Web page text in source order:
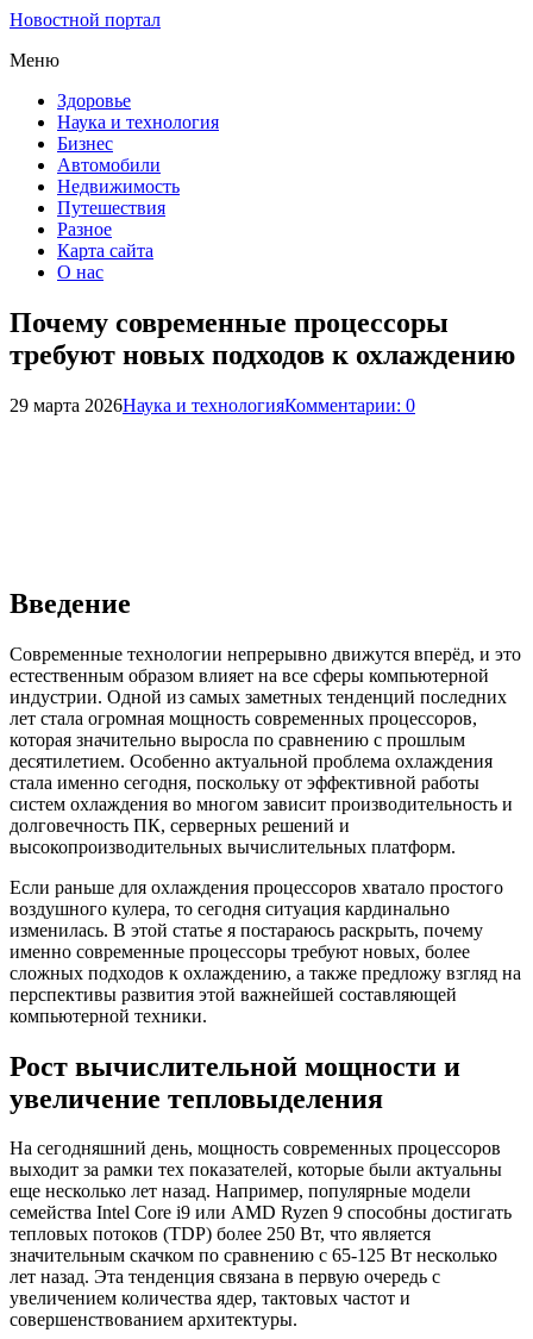
Новостной портал
Меню
Здоровье
Наука и технология
Бизнес
Автомобили
Недвижимость
Путешествия
Разное
Карта сайта
О нас
Почему современные процессоры
требуют новых подходов к охлаждению
29 марта 2026Наука и технологияКомментарии: 0
Введение
Современные технологии непрерывно движутся вперёд, и это
естественным образом влияет на все сферы компьютерной
индустрии. Одной из самых заметных тенденций последних
лет стала огромная мощность современных процессоров,
которая значительно выросла по сравнению с прошлым
десятилетием. Особенно актуальной проблема охлаждения
стала именно сегодня, поскольку от эффективной работы
систем охлаждения во многом зависит производительность и
долговечность ПК, серверных решений и
высокопроизводительных вычислительных платформ.
Если раньше для охлаждения процессоров хватало простого
воздушного кулера, то сегодня ситуация кардинально
изменилась. В этой статье я постараюсь раскрыть, почему
именно современные процессоры требуют новых, более
сложных подходов к охлаждению, а также предложу взгляд на
перспективы развития этой важнейшей составляющей
компьютерной техники.
Рост вычислительной мощности и
увеличение тепловыделения
На сегодняшний день, мощность современных процессоров
выходит за рамки тех показателей, которые были актуальны
еще несколько лет назад. Например, популярные модели
семейства Intel Core i9 или AMD Ryzen 9 способны достигать
тепловых потоков (TDP) более 250 Вт, что является
значительным скачком по сравнению с 65-125 Вт несколько
лет назад. Эта тенденция связана в первую очередь с
увеличением количества ядер, тактовых частот и
совершенствованием архитектуры.